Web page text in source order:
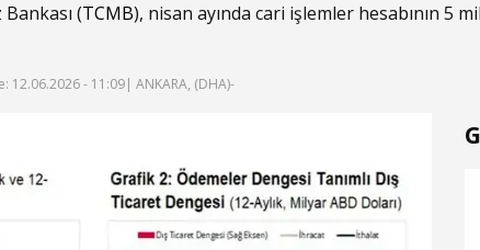
(TCMB), nisan ayında cari işlemler hesabının 5
12.06.2026 - 11:09| ANKARA, (DHA)-